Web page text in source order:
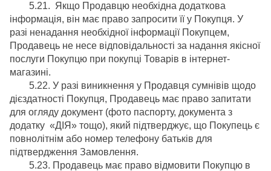
5.21. Якщо Продавцю необхідна додаткова
інформація, він має право запросити її у Покупця. У
разі ненадання необхідної інформації Покупцем,
Продавець не несе відповідальності за надання якісної
послуги Покупцю при покупці Товарів в інтернет-
магазині.
5.22. У разі виникнення у Продавця сумнівів щодо
дієздатності Покупця, Продавець має право запитати
для огляду документ (фото паспорту, документа з
додатку «ДІЯ» тощо), який підтверджує, що Покупець є
повнолітнім або номер телефону батьків для
підтвердження Замовлення.
5.23. Продавець має право відмовити Покупцю в